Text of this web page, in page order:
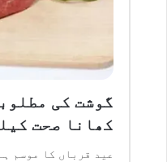
گوشت کی
کھانا صحت
عید قرباں کا موسم